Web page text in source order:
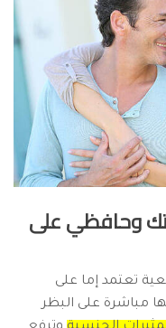
وحافظي على
تعتمد إما على
مباشرة على البظر